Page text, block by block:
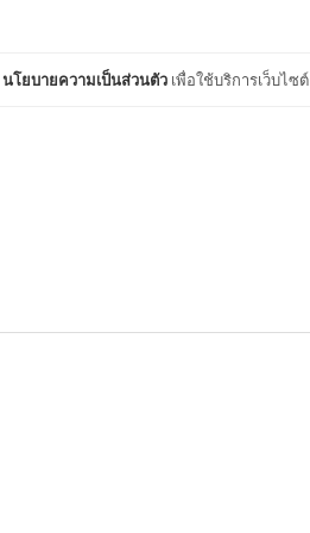
นโยบายความเป็นส่วนตัว เพื่อใช้บริการเว็บไซต์